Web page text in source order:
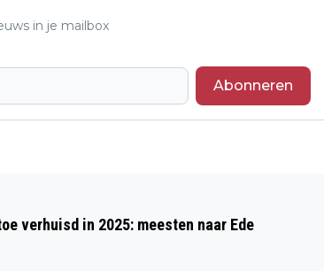
in je mailbox
Abonneren
TE KOMEN NA OPROEP
verhuisd in 2025: meesten naar Ede